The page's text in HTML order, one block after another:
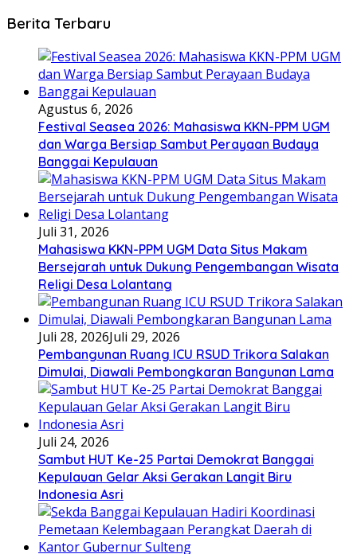
Berita Terbaru
Agustus 6, 2026
Festival Seasea 2026: Mahasiswa KKN-PPM UGM
dan Warga Bersiap Sambut Perayaan Budaya
Banggai Kepulauan
Juli 31, 2026
Mahasiswa KKN-PPM UGM Data Situs Makam
Bersejarah untuk Dukung Pengembangan Wisata
Religi Desa Lolantang
Juli 28, 2026Juli 29, 2026
Pembangunan Ruang ICU RSUD Trikora Salakan
Dimulai, Diawali Pembongkaran Bangunan Lama
Juli 24, 2026
Sambut HUT Ke-25 Partai Demokrat Banggai
Kepulauan Gelar Aksi Gerakan Langit Biru
Indonesia Asri